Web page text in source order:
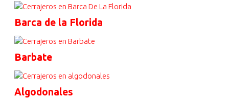
Barca de la Florida
Barbate
Algodonales